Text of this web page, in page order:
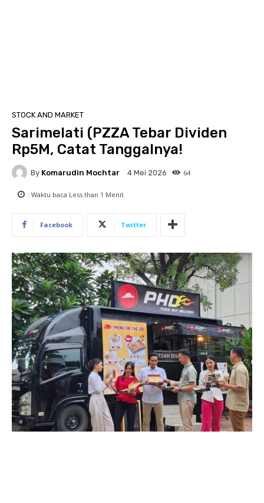
STOCK AND MARKET
Sarimelati (PZZA Tebar Dividen
Rp5M, Catat Tanggalnya!
By Komarudin Mochtar 4 Mei 2026 64
: Waktu baca Less than 1 Menit
Facebook Twitter